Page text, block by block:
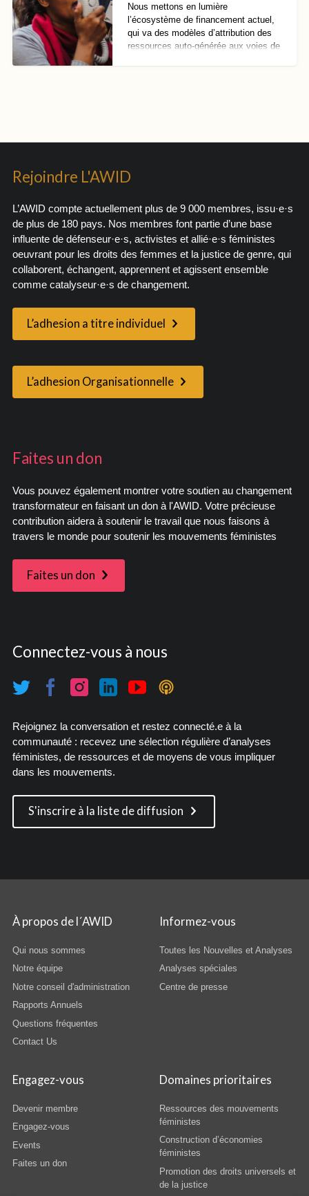
Nous mettons en lumière
l’écosystème de financement actuel,
qui va des modèles d’attribution des
ressources auto-générée aux voies de
Rejoindre L'AWID
L’AWID compte actuellement plus de 9 000 membres, issu·e·s
de plus de 180 pays. Nos membres font partie d’une base
influente de défenseur·e·s, activistes et allié·e·s féministes
oeuvrant pour les droits des femmes et la justice de genre, qui
collaborent, échangent, apprennent et agissent ensemble
comme catalyseur·e·s de changement.
L’adhesion a titre individuel
L’adhesion Organisationnelle
Faites un don
Vous pouvez également montrer votre soutien au changement
transformateur en faisant un don à l'AWID. Votre précieuse
contribution aidera à soutenir le travail que nous faisons à
travers le monde pour soutenir les mouvements féministes
Faites un don
Connectez-vous à nous
Rejoignez la conversation et restez connecté.e à la
communauté : recevez une sélection régulière d’analyses
féministes, de ressources et de moyens de vous impliquer
dans les mouvements.
S'inscrire à la liste de diffusion
À propos de l´AWID
Qui nous sommes
Notre équipe
Notre conseil d'administration
Rapports Annuels
Questions fréquentes
Contact Us
Informez-vous
Toutes les Nouvelles et Analyses
Analyses spéciales
Centre de presse
Engagez-vous
Devenir membre
Engagez-vous
Events
Faites un don
Domaines prioritaires
Ressources des mouvements
féministes
Construction d’économies
féministes
Promotion des droits universels et
de la justice